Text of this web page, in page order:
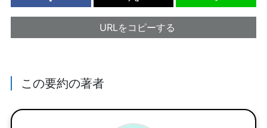
URLをコピーする
この要約の著者